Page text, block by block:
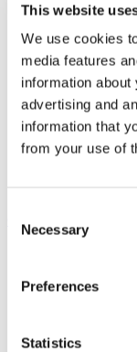
This website
We use cookies
media features
information
advertising and
information that
from your use of
Selection
Necessary
Preferences
Statistics
Stal
Go to
Koeborstel
Ambic